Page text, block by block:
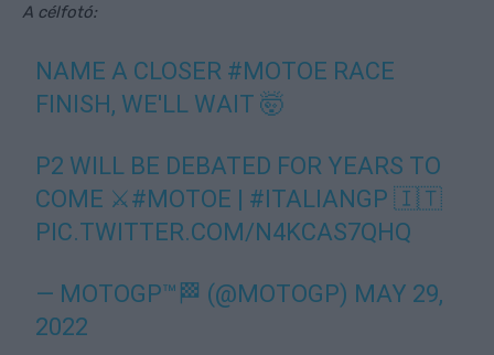
A célfotó:
NAME A CLOSER #MOTOE RACE
FINISH, WE'LL WAIT 🤯
P2 WILL BE DEBATED FOR YEARS TO
COME ⚔️#MOTOE | #ITALIANGP 🇮🇹
PIC.TWITTER.COM/N4KCAS7QHQ
— MOTOGP™🏁 (@MOTOGP) MAY 29,
2022